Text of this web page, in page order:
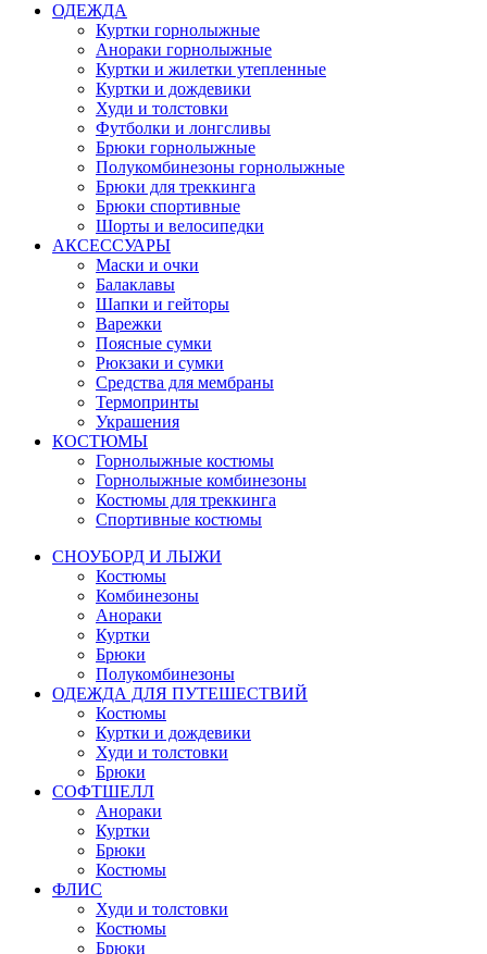
ОДЕЖДА
Куртки горнолыжные
Анораки горнолыжные
Куртки и жилетки утепленные
Куртки и дождевики
Худи и толстовки
Футболки и лонгсливы
Брюки горнолыжные
Полукомбинезоны горнолыжные
Брюки для треккинга
Брюки спортивные
Шорты и велосипедки
АКСЕССУАРЫ
Маски и очки
Балаклавы
Шапки и гейторы
Варежки
Поясные сумки
Рюкзаки и сумки
Средства для мембраны
Термопринты
Украшения
КОСТЮМЫ
Горнолыжные костюмы
Горнолыжные комбинезоны
Костюмы для треккинга
Спортивные костюмы
СНОУБОРД И ЛЫЖИ
Костюмы
Комбинезоны
Анораки
Куртки
Брюки
Полукомбинезоны
ОДЕЖДА ДЛЯ ПУТЕШЕСТВИЙ
Костюмы
Куртки и дождевики
Худи и толстовки
Брюки
СОФТШЕЛЛ
Анораки
Куртки
Брюки
Костюмы
ФЛИС
Худи и толстовки
Костюмы
Брюки